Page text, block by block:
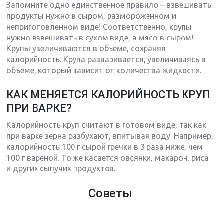
Запомните одно единственное правило – взвешивать
продукты нужно в сыром, размороженном и
неприготовленном виде! Соответственно, крупы
нужно взвешивать в сухом виде, а мясо в сыром!
Крупы увеличиваются в объеме, сохраняя
калорийность. Крупа разваривается, увеличиваясь в
объеме, который зависит от количества жидкости.
КАК МЕНЯЕТСЯ КАЛОРИЙНОСТЬ КРУП
ПРИ ВАРКЕ?
Калорийность круп считают в готовом виде, так как
при варке зерна разбухают, впитывая воду. Например,
калорийность 100 г сырой гречки в 3 раза ниже, чем
100 г вареной. То же касается овсянки, макарон, риса
и других сыпучих продуктов.
Советы